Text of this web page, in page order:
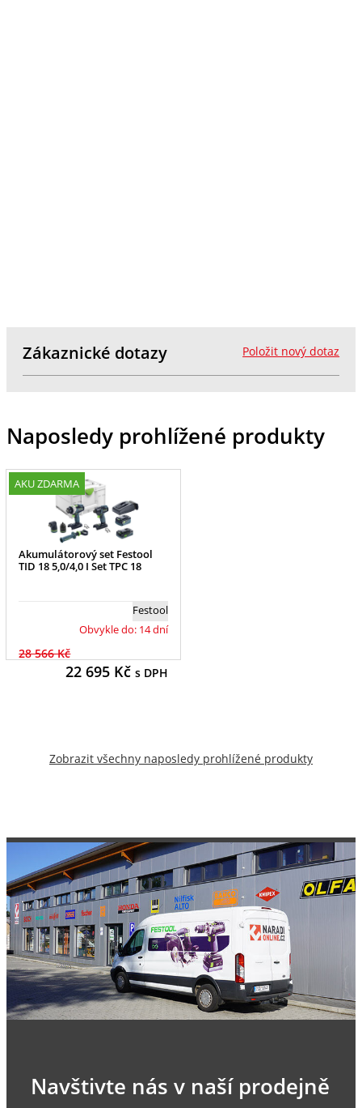
Položit nový dotaz
Zákaznické dotazy
Naposledy prohlížené produkty
AKU ZDARMA
Akumulátorový set Festool
TID 18 5,0/4,0 I Set TPC 18
Festool
Obvykle do: 14 dní
28 566 Kč
22 695Kč s DPH
Zobrazit všechny naposledy prohlížené produkty
Navštivte nás v naší prodejně